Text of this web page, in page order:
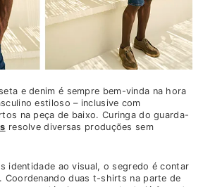
e denim é sempre bem-vinda na hora
estiloso – inclusive com
na peça de baixo. Curinga do guarda-
resolve diversas produções sem
identidade ao visual, o segredo é contar
Coordenando duas t-shirts na parte de